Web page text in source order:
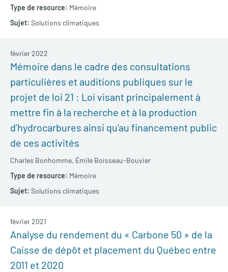
Mémoire
Solutions climatiques
Mémoire dans le cadre des consultations
particulières et auditions publiques sur le
projet de loi 21 : Loi visant principalement à
mettre fin à la recherche et à la production
d’hydrocarbures ainsi qu’au financement public
de ces activités
Charles Bonhomme, Émile Boisseau-Bouvier
février 2022
Mémoire
Solutions climatiques
Analyse du rendement du « Carbone 50 » de la
Caisse de dépôt et placement du Québec entre
2011 et 2020
février 2021